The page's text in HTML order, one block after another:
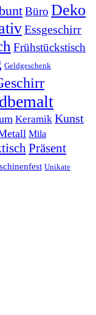
Büro Deko
Essgeschirr
Frühstückstisch
Geldgeschenk
Keramik Kunst
Mila
Präsent
Unikate